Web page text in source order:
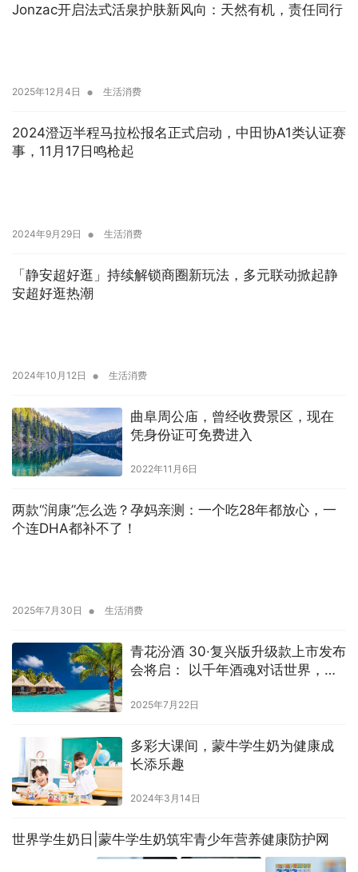
Jonzac开启法式活泉护肤新风向：天然有机，责任同行
2025年12月4日 • 生活消费
2024澄迈半程马拉松报名正式启动，中田协A1类认证赛
事，11月17日鸣枪起
2024年9月29日 • 生活消费
「静安超好逛」持续解锁商圈新玩法，多元联动掀起静
安超好逛热潮
2024年10月12日 • 生活消费
曲阜周公庙，曾经收费景区，现在
凭身份证可免费进入
2022年11月6日
两款“润康”怎么选？孕妈亲测：一个吃28年都放心，一
个连DHA都补不了！
2025年7月30日 • 生活消费
青花汾酒 30·复兴版升级款上市发布
会将启： 以千年酒魂对话世界，共
2025年7月22日
多彩大课间，蒙牛学生奶为健康成
长添乐趣
2024年3月14日
世界学生奶日|蒙牛学生奶筑牢青少年营养健康防护网